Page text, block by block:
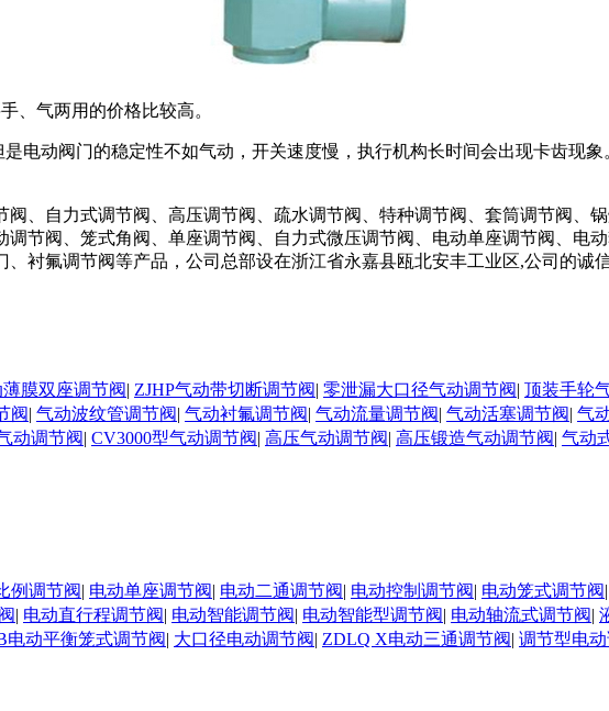
、气两用的价格比较高。
电动阀门的稳定性不如气动，开关速度慢，执行机构长时间会出现卡齿现
、自力式调节阀、高压调节阀、疏水调节阀、特种调节阀、套筒调节阀、
节阀、笼式角阀、单座调节阀、自力式微压调节阀、电动单座调节阀、电
衬氟调节阀等产品，公司总部设在浙江省永嘉县瓯北安丰工业区,公司的诚
膜双座调节阀| ZJHP气动带切断调节阀| 零泄漏大口径气动调节阀| 顶装手轮
阀| 气动波纹管调节阀| 气动衬氟调节阀| 气动流量调节阀| 气动活塞调节阀| 气
动调节阀| CV3000型气动调节阀| 高压气动调节阀| 高压锻造气动调节阀| 气动
例调节阀| 电动单座调节阀| 电动二通调节阀| 电动控制调节阀| 电动笼式调节阀|
| 电动直行程调节阀| 电动智能调节阀| 电动智能型调节阀| 电动轴流式调节阀|
电动平衡笼式调节阀| 大口径电动调节阀| ZDLQ X电动三通调节阀| 调节型电